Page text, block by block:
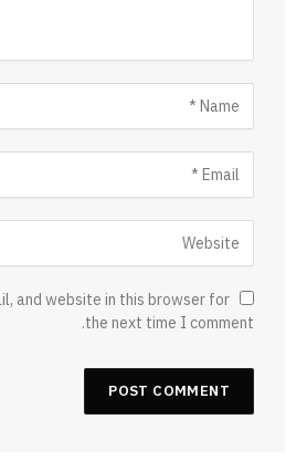
and website in this browser for
the next time I comment.